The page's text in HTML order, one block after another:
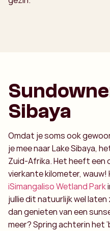
Sibaya
Omdat je soms ook
je mee naar Lake Sibaya,
Zuid-Afrika. Het heeft een
vierkante kilometer, wauw!
iSimangaliso Wetland Park
jullie dit natuurlijk wel laten
dan genieten van een
meer? Spring achterin het